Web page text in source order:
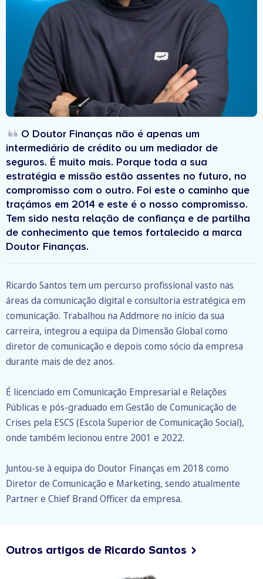
Ricardo Santos tem um percurso profissional vasto nas
áreas da comunicação digital e consultoria estratégica em
comunicação. Trabalhou na Addmore no início da sua
carreira, integrou a equipa da Dimensão Global como
diretor de comunicação e depois como sócio da empresa
durante mais de dez anos.
É licenciado em Comunicação Empresarial e Relações
Públicas e pós-graduado em Gestão de Comunicação de
Crises pela ESCS (Escola Superior de Comunicação Social),
onde também lecionou entre 2001 e 2022.
Juntou-se à equipa do Doutor Finanças em 2018 como
Diretor de Comunicação e Marketing, sendo atualmente
Partner e Chief Brand Officer da empresa.
O Doutor Finanças não é apenas um
intermediário de crédito ou um mediador de
seguros. É muito mais. Porque toda a sua
estratégia e missão estão assentes no futuro, no
compromisso com o outro. Foi este o caminho que
traçámos em 2014 e este é o nosso compromisso.
Tem sido nesta relação de confiança e de partilha
de conhecimento que temos fortalecido a marca
Doutor Finanças.
Outros artigos de Ricardo Santos